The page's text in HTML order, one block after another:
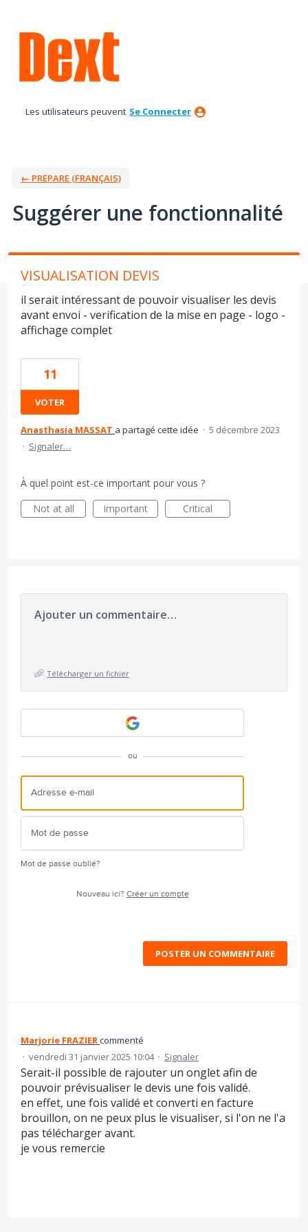
au
contenu
Les utilisateurs peuvent Se Connecter
← PREPARE (FRANÇAIS)
Suggérer une fonctionnalité
VISUALISATION DEVIS
il serait intéressant de pouvoir visualiser les devis
avant envoi - verification de la mise en page - logo -
affichage complet
11
VOTER
Anasthasia MASSAT a partagé cette idée · 5 décembre 2023
· Signaler…
À quel point est-ce important pour vous ?
Not at all
Important Critical
Ajouter un commentaire…
Télécharger un fichier
ou
Mot de passe oublié?
Nouveau ici? Créer un compte
POSTER UN COMMENTAIRE
Marjorie FRAZIERcommenté
· vendredi 31 janvier 2025 10:04 · Signaler
Serait-il possible de rajouter un onglet afin de
pouvoir prévisualiser le devis une fois validé.
en effet, une fois validé et converti en facture
brouillon, on ne peux plus le visualiser, si l'on ne l'a
pas télécharger avant.
je vous remercie